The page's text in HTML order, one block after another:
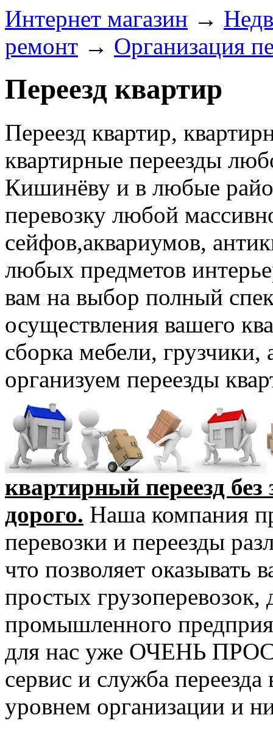
Интернет магазин →
ремонт → Организация
Переезд квартир
Переезд квартир,
квартирные переезды
Кишинёву и в любые
перевозку любой
сейфов,аквариумов,
любых предметов
вам на выбор полный
осуществления вашего
сборка мебели, грузчики,
организуем переезды
квартирный переезд
дорого. Наша компания
перевозки и переезды
что позволяет оказывать
простых грузоперевозок,
промышленного
для нас уже ОЧЕНЬ
сервис и служба
уровнем организации и